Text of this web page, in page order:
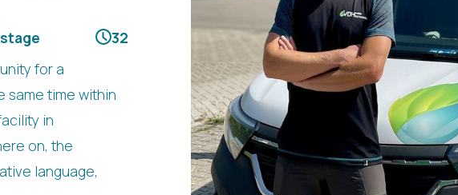
32
for a
same time within
in
on, the
language,